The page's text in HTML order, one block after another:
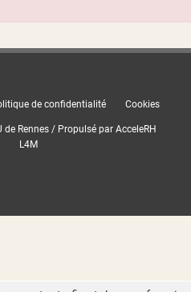
de confidentialité Cookies
de Rennes / Propulsé parAcceleRH
L4M